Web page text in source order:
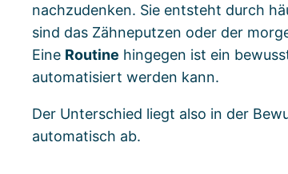
nachzudenken. Sie entsteht durch
sind das Zähneputzen oder der
Eine Routine hingegen ist ein
automatisiert werden kann.
Der Unterschied liegt also in der
automatisch ab.